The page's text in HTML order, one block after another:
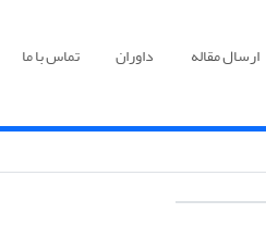
ارسال مقاله داوران تماس با ما